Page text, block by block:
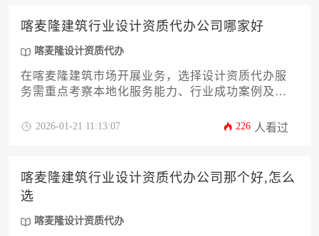
隆设计资质代办资源的整合能力。
喀麦隆建筑行业设计资质代办公司哪家好
喀麦隆设计资质代办
在喀麦隆建筑市场开展业务，选择设计资质代办服
务需重点考察本地化服务能力、行业成功案例及合
门认可的合作渠道，熟悉法语区资质审批流程，并
质代办合作伙伴。
2026-01-21 11:13:07 226 人看过
喀麦隆建筑行业设计资质代办公司那个好,怎么
选
喀麦隆设计资质代办